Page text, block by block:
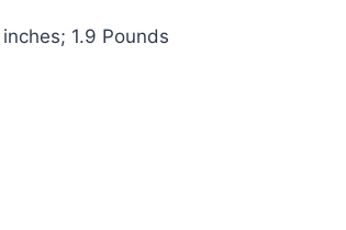
x 11.81 inches; 1.9 Pounds